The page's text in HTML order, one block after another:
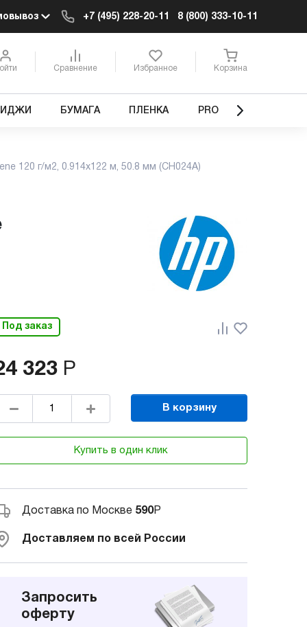
+7 (495) 228-20-11 8 (800) 333-10-11
Сравнение Избранное Корзина
БУМАГА ПЛЕНКА PRO
120 г/м2, 0.914x122 м, 50.8 мм (CH024A)
Под заказ
323 Р
В корзину
Купить в один клик
Доставка по Москве 590Р
Доставляем по всей России
Запросить
оферту